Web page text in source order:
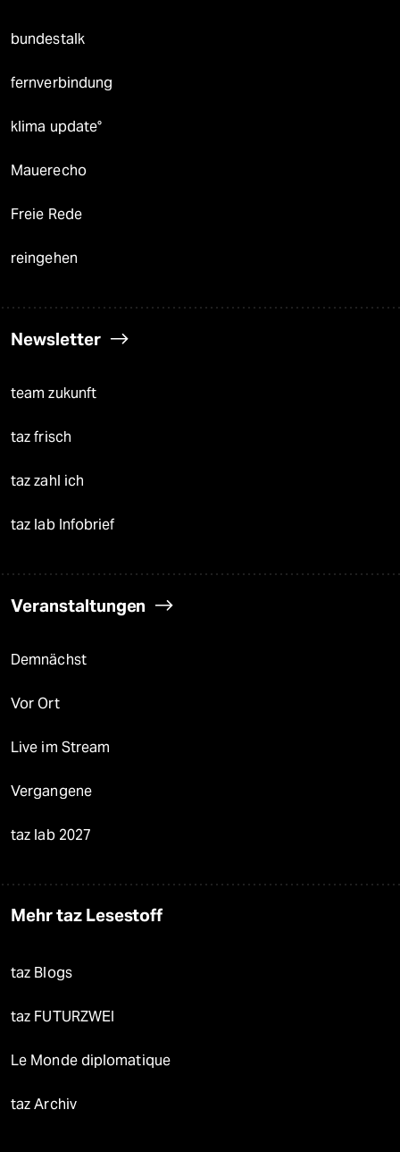
bundestalk
fernverbindung
klima update°
Mauerecho
Freie Rede
reingehen
Newsletter
team zukunft
taz frisch
taz zahl ich
taz lab Infobrief
Veranstaltungen
Demnächst
Vor Ort
Live im Stream
Vergangene
taz lab 2027
Mehr taz Lesestoff
taz Blogs
taz FUTURZWEI
Le Monde diplomatique
taz Archiv